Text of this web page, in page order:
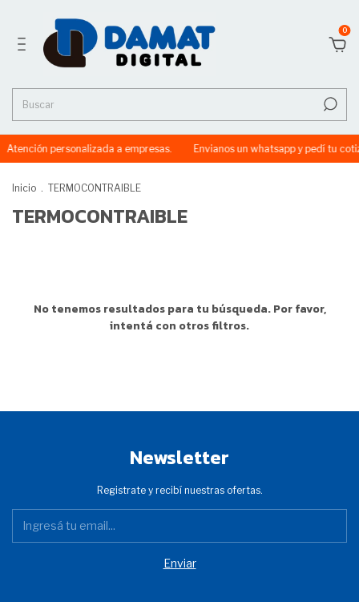
0
Atención personalizada a empresas. Envianos un whatsapp y pedí tu
Inicio . TERMOCONTRAIBLE
TERMOCONTRAIBLE
No tenemos resultados para tu búsqueda. Por favor,
intentá con otros filtros.
Newsletter
Registrate y recibí nuestras ofertas.